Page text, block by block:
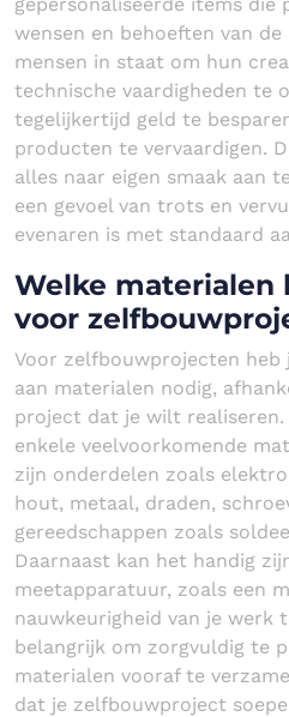
wensen en behoeften van
mensen in staat om hun
technische vaardigheden te
tegelijkertijd geld te
producten te vervaardigen.
alles naar eigen smaak aan
een gevoel van trots en
evenaren is met standaard
Welke materialen
voor
Voor zelfbouwprojecten heb
aan materialen nodig,
project dat je wilt realiseren.
enkele veelvoorkomende
zijn onderdelen zoals
hout, metaal, draden,
gereedschappen zoals
Daarnaast kan het handig
meetapparatuur, zoals een
nauwkeurigheid van je werk
belangrijk om zorgvuldig te
materialen vooraf te
dat je zelfbouwproject